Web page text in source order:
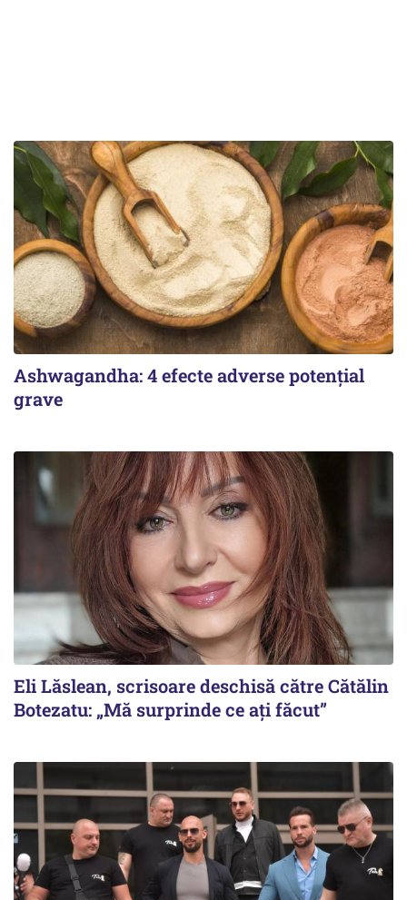
Ashwagandha: 4 efecte adverse potențial
grave
Eli Lăslean, scrisoare deschisă către Cătălin
Botezatu: „Mă surprinde ce ați făcut”